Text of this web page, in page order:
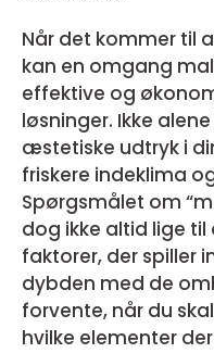
Når det kommer til
kan en omgang
effektive og
løsninger. Ikke
æstetiske udtryk i
friskere indeklima
Spørgsmålet om
dog ikke altid lige til
faktorer, der spiller
dybden med de
forvente, når du
hvilke elementer